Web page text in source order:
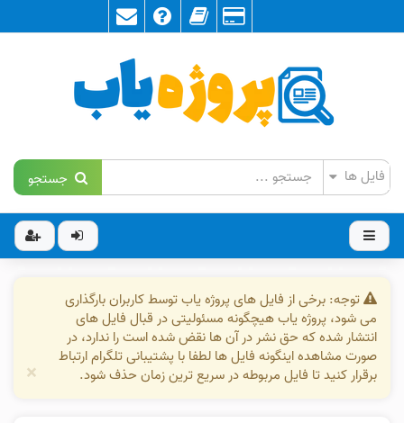
جستجو
توجه: برخی از فایل های پروژه یاب توسط کاربران بارگذاری
می شود، پروژه یاب هیچگونه مسئولیتی در قبال فایل های
انتشار شده که حق نشر در آن ها نقض شده است را ندارد، در
صورت مشاهده اینگونه فایل ها لطفا با پشتیبانی تلگرام ارتباط
برقرار کنید تا فایل مربوطه در سریع ترین زمان حذف شود.
×